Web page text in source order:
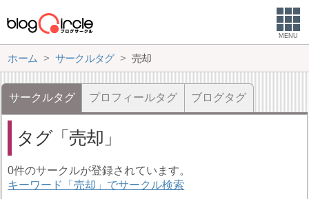
MENU
ホーム サークルタグ 売却
サークルタグ プロフィールタグ ブログタグ
タグ 売却
0件のサークルが登録されています。
キーワード「売却」でサークル検索